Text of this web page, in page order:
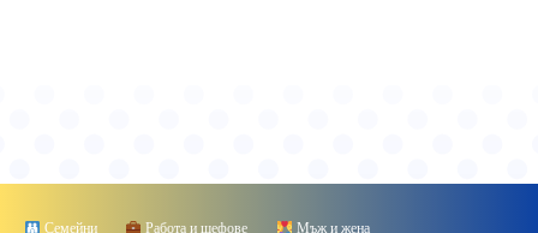
Семейни Работа и шефове Мъж и жена